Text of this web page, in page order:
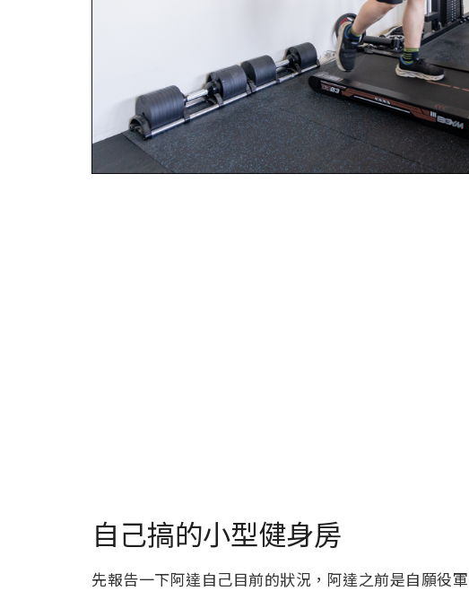
自己搞的小型健身房
先報告一下阿達自己目前的狀況，阿達之前是自願役